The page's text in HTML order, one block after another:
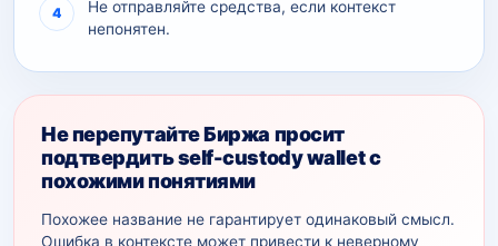
Не отправляйте средства, если контекст
непонятен.
Не перепутайте Биржа просит
подтвердить self-custody wallet с
похожими понятиями
Похожее название не гарантирует одинаковый смысл.
Ошибка в контексте может привести к неверному